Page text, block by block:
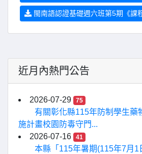
閩南語認證基礎週六班第5期《課
近月內熱門公告
2026-07-29 75
有關彰化縣115年防制學生藥
施計畫校園防毒守門...
2026-07-16
41
本縣「115年暑期(115年7月1